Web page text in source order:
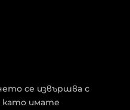
се извършва с
като имате